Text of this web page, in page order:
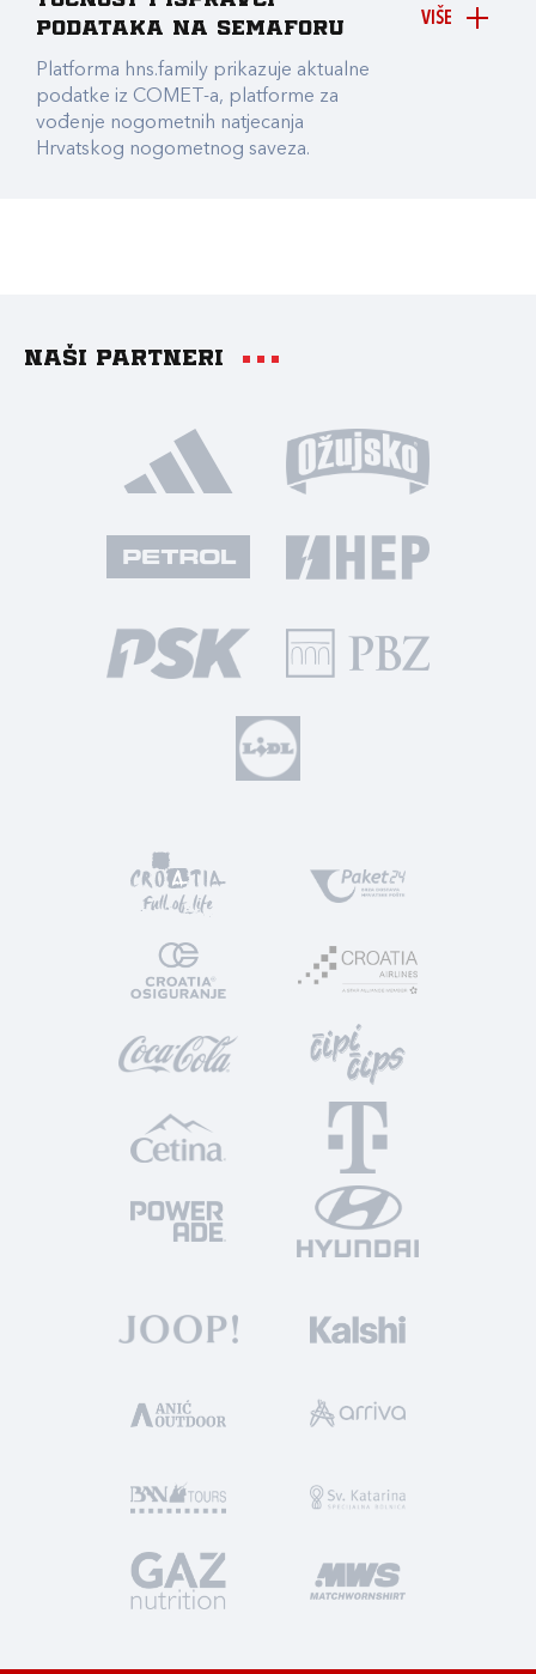
VIŠE
podataka na Semaforu
Platforma hns.family prikazuje aktualne
podatke iz COMET-a, platforme za
vođenje nogometnih natjecanja
Hrvatskog nogometnog saveza.
Naši partneri